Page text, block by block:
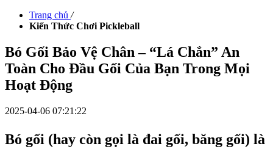
Trang chủ /
Kiến Thức Chơi Pickleball
Bó Gối Bảo Vệ Chân – “Lá Chắn” An
Toàn Cho Đầu Gối Của Bạn Trong Mọi
Hoạt Động
2025-04-06 07:21:22
Bó gối (hay còn gọi là đai gối, băng gối) là